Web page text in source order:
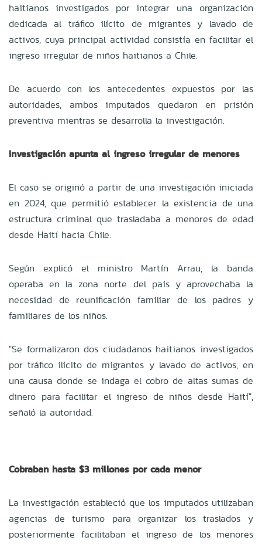
haitianos investigados por integrar una organización
dedicada al tráfico ilícito de migrantes y lavado de
activos, cuya principal actividad consistía en facilitar el
ingreso irregular de niños haitianos a Chile.
De acuerdo con los antecedentes expuestos por las
autoridades, ambos imputados quedaron en prisión
preventiva mientras se desarrolla la investigación.
Investigación apunta al ingreso irregular de menores
El caso se originó a partir de una investigación iniciada
en 2024, que permitió establecer la existencia de una
estructura criminal que trasladaba a menores de edad
desde Haití hacia Chile.
Según explicó el ministro Martín Arrau, la banda
operaba en la zona norte del país y aprovechaba la
necesidad de reunificación familiar de los padres y
familiares de los niños.
"Se formalizaron dos ciudadanos haitianos investigados
por tráfico ilícito de migrantes y lavado de activos, en
una causa donde se indaga el cobro de altas sumas de
dinero para facilitar el ingreso de niños desde Haití",
señaló la autoridad.
Cobraban hasta $3 millones por cada menor
La investigación estableció que los imputados utilizaban
agencias de turismo para organizar los traslados y
posteriormente facilitaban el ingreso de los menores